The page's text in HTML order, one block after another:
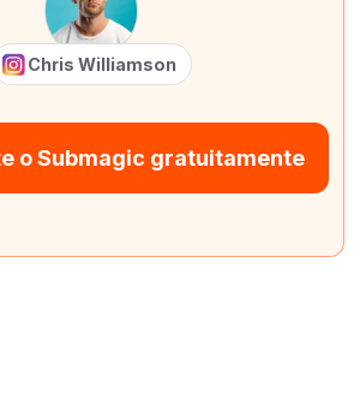
Chris Williamson
o Submagic gratuitamente